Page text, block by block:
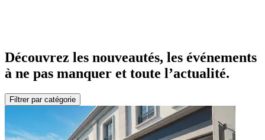
Découvrez les nouveautés, les événements
à ne pas manquer et toute l’actualité.
Filtrer par catégorie